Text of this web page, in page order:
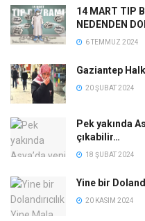
14 MART TIP
NEDENDEN
6 TEMMUZ 2024
Gaziantep
20 ŞUBAT 2024
Pek yakında
çıkabilir…
18 ŞUBAT 2024
Yine bir
20 KASIM 2024